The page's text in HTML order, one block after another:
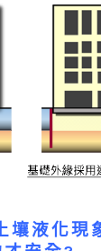
壤液化現